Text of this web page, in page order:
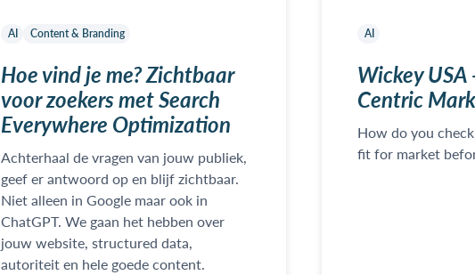
AI Content & Branding
Hoe vind je me? Zichtbaar
voor zoekers met Search
Everywhere Optimization
Achterhaal de vragen van jouw publiek,
geef er antwoord op en blijf zichtbaar.
Niet alleen in Google maar ook in
ChatGPT. We gaan het hebben over
jouw website, structured data,
autoriteit en hele goede content.
AI
Wickey
Centric
How do you
fit for market